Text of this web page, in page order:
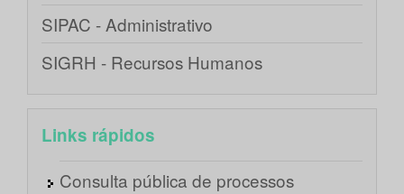
SIPAC - Administrativo
SIGRH - Recursos Humanos
Links rápidos
Consulta pública de processos